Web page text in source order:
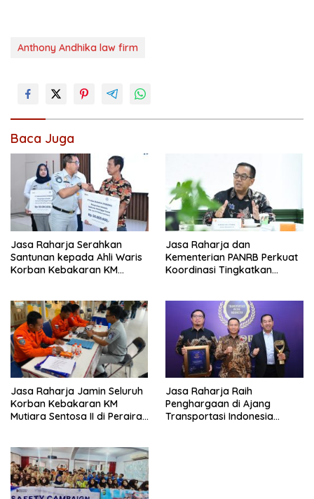
Anthony Andhika law firm
Baca Juga
Jasa Raharja Serahkan
Santunan kepada Ahli Waris
Korban Kebakaran KM
Jasa Raharja dan
Kementerian PANRB Perkuat
Koordinasi Tingkatkan
Jasa Raharja Jamin Seluruh
Korban Kebakaran KM
Mutiara Sentosa II di Perairan
Jasa Raharja Raih
Penghargaan di Ajang
Transportasi Indonesia